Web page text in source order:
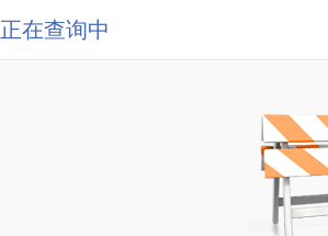
正在查询中